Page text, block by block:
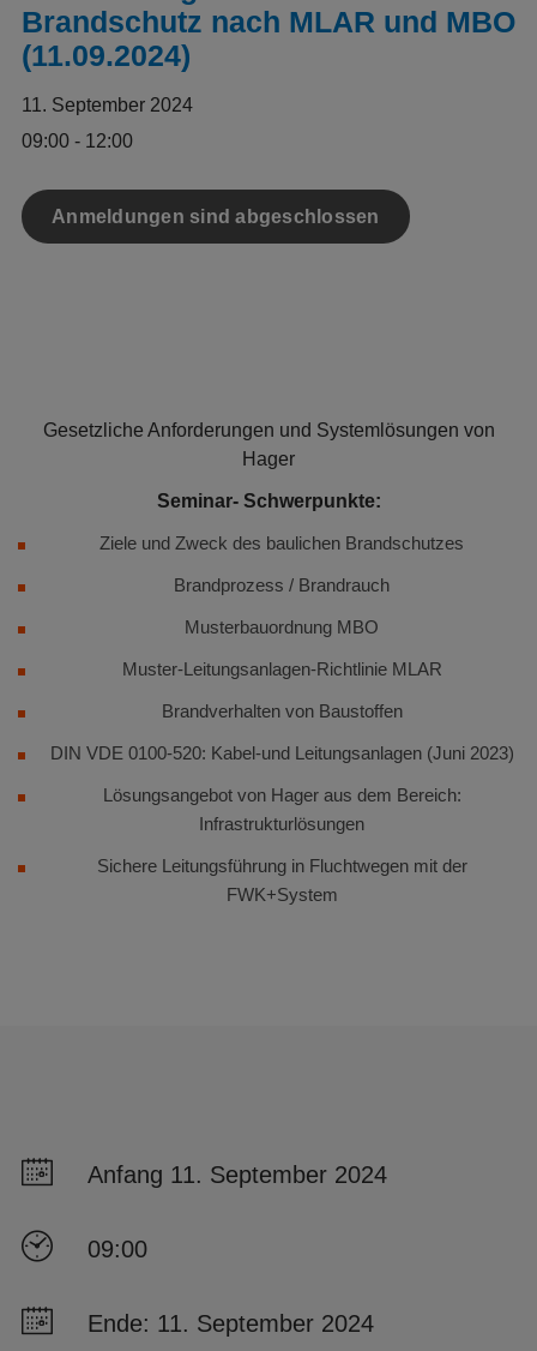
Brandschutz nach MLAR und MBO
(11.09.2024)
11. September 2024
09:00 - 12:00
Anmeldungen sind abgeschlossen
Gesetzliche Anforderungen und Systemlösungen von
Hager
Seminar- Schwerpunkte:
Ziele und Zweck des baulichen Brandschutzes
Brandprozess / Brandrauch
Musterbauordnung MBO
Muster-Leitungsanlagen-Richtlinie MLAR
Brandverhalten von Baustoffen
DIN VDE 0100-520: Kabel-und Leitungsanlagen (Juni 2023)
Lösungsangebot von Hager aus dem Bereich:
Infrastrukturlösungen
Sichere Leitungsführung in Fluchtwegen mit der
FWK+System
Anfang 11. September 2024
09:00
Ende: 11. September 2024